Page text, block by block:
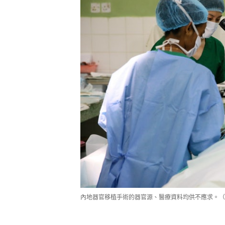
內地器官移植手術的器官源、醫療資料均供不應求。